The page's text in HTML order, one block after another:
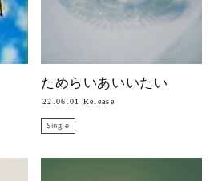
ためらいあいいたい
22.06.01 Release
Single